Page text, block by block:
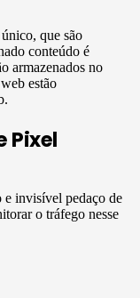
que são
conteúdo é
armazenados no
estão
Pixel
e invisível pedaço de
o tráfego nesse